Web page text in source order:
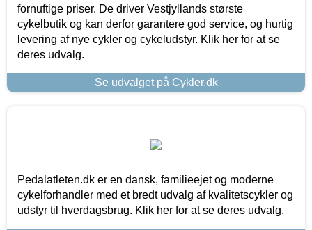
fornuftige priser. De driver Vestjyllands største
cykelbutik og kan derfor garantere god service, og hurtig
levering af nye cykler og cykeludstyr. Klik her for at se
deres udvalg.
Se udvalget på Cykler.dk
Pedalatleten.dk er en dansk, familieejet og moderne
cykelforhandler med et bredt udvalg af kvalitetscykler og
udstyr til hverdagsbrug. Klik her for at se deres udvalg.